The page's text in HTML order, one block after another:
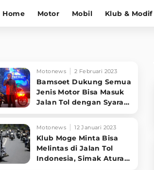
Home Motor Mobil Klub & Modif
Motonews 2 Februari 2023
Bamsoet Dukung Semua
Jenis Motor Bisa Masuk
Jalan Tol dengan Syarat
Motonews 12 Januari 2023
Klub Moge Minta Bisa
Melintas di Jalan Tol
Indonesia, Simak Aturan